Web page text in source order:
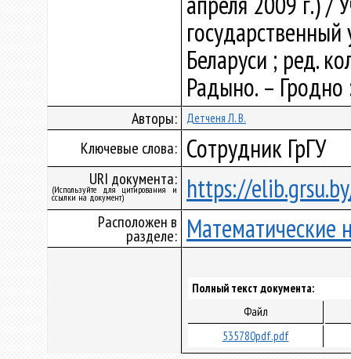
Беларуси ; ред.
Радыно. –
Авторы: Детченя Л. В.
Ключевые слова: Сотрудник ГрГУ
URI документа:
(Используйте для цитирования и
ссылки на документ) https://
Расположен в
разделе: Математические
Полный текст документа:
Файл
535780pdf.pdf